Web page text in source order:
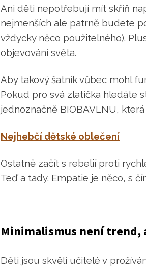
Ani děti nepotřebují mít skříň
nejmenších ale patrně budete
vždycky něco použitelného).
objevování světa.
Aby takový šatník vůbec mohl
Pokud pro svá zlatíčka hledáte
jednoznačně BIOBAVLNU,
Nejhebčí dětské oblečení
Ostatně začít s rebelií proti
Teď a tady. Empatie je něco, s
Minimalismus není trend,
Děti jsou skvělí učitelé v